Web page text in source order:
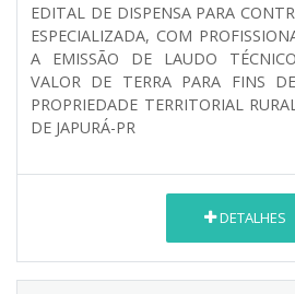
EDITAL DE DISPENSA PARA
ESPECIALIZADA, COM
A EMISSÃO DE LAUDO
VALOR DE TERRA PARA FINS
PROPRIEDADE TERRITORIAL
DE JAPURÁ-PR
DETALHES